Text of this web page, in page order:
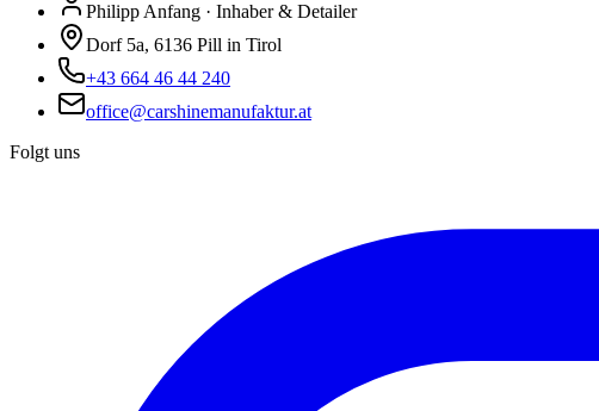
Philipp Anfang · Inhaber & Detailer
Dorf 5a, 6136 Pill in Tirol
+43 664 46 44 240
office@carshinemanufaktur.at
Folgt uns